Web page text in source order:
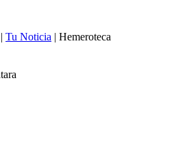
| Tu Noticia | Hemeroteca